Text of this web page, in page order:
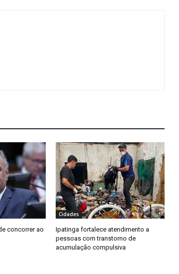
concorrer ao
Cidades
Ipatinga fortalece atendimento a
pessoas com transtorno de
acumulação compulsiva